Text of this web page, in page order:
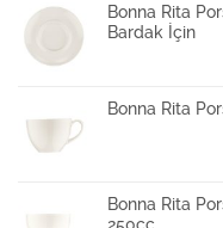
Bonna Rita
Bardak İçin
Bonna Rita
Bonna Rita